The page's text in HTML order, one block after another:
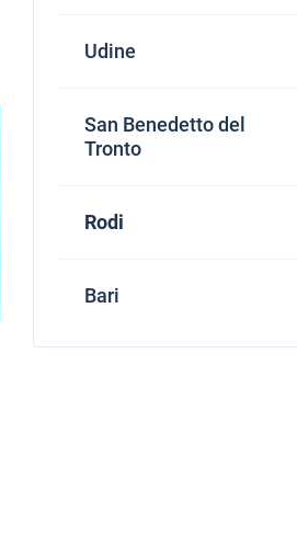
Udine
San Benedetto del
Tronto
Rodi
Bari